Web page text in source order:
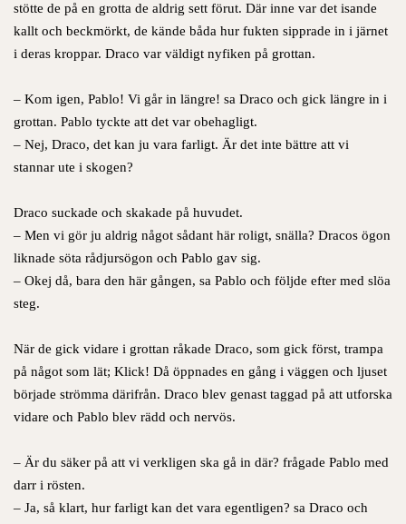
stötte de på en grotta de aldrig sett förut. Där inne var det isande
kallt och beckmörkt, de kände båda hur fukten sipprade in i järnet
i deras kroppar. Draco var väldigt nyfiken på grottan.
– Kom igen, Pablo! Vi går in längre! sa Draco och gick längre in i
grottan. Pablo tyckte att det var obehagligt.
– Nej, Draco, det kan ju vara farligt. Är det inte bättre att vi
stannar ute i skogen?
Draco suckade och skakade på huvudet.
– Men vi gör ju aldrig något sådant här roligt, snälla? Dracos ögon
liknade söta rådjursögon och Pablo gav sig.
– Okej då, bara den här gången, sa Pablo och följde efter med slöa
steg.
När de gick vidare i grottan råkade Draco, som gick först, trampa
på något som lät; Klick! Då öppnades en gång i väggen och ljuset
började strömma därifrån. Draco blev genast taggad på att utforska
vidare och Pablo blev rädd och nervös.
– Är du säker på att vi verkligen ska gå in där? frågade Pablo med
darr i rösten.
– Ja, så klart, hur farligt kan det vara egentligen? sa Draco och